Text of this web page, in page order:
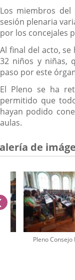
Los miembros
sesión plenaria
por los concejales
Al final del acto,
32 niños y niñas,
paso por este
El Pleno se ha
permitido que
hayan podido
aulas.
de
Pleno Consejo
anterior